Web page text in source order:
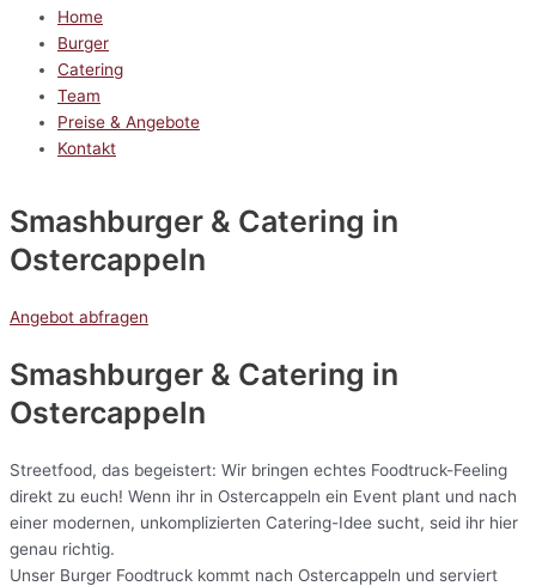
Home
Burger
Catering
Team
Preise & Angebote
Kontakt
Smashburger & Catering in
Ostercappeln
Angebot abfragen
Smashburger & Catering in
Ostercappeln
Streetfood, das begeistert: Wir bringen echtes Foodtruck-Feeling
direkt zu euch! Wenn ihr in Ostercappeln ein Event plant und nach
einer modernen, unkomplizierten Catering-Idee sucht, seid ihr hier
genau richtig.
Unser Burger Foodtruck kommt nach Ostercappeln und serviert